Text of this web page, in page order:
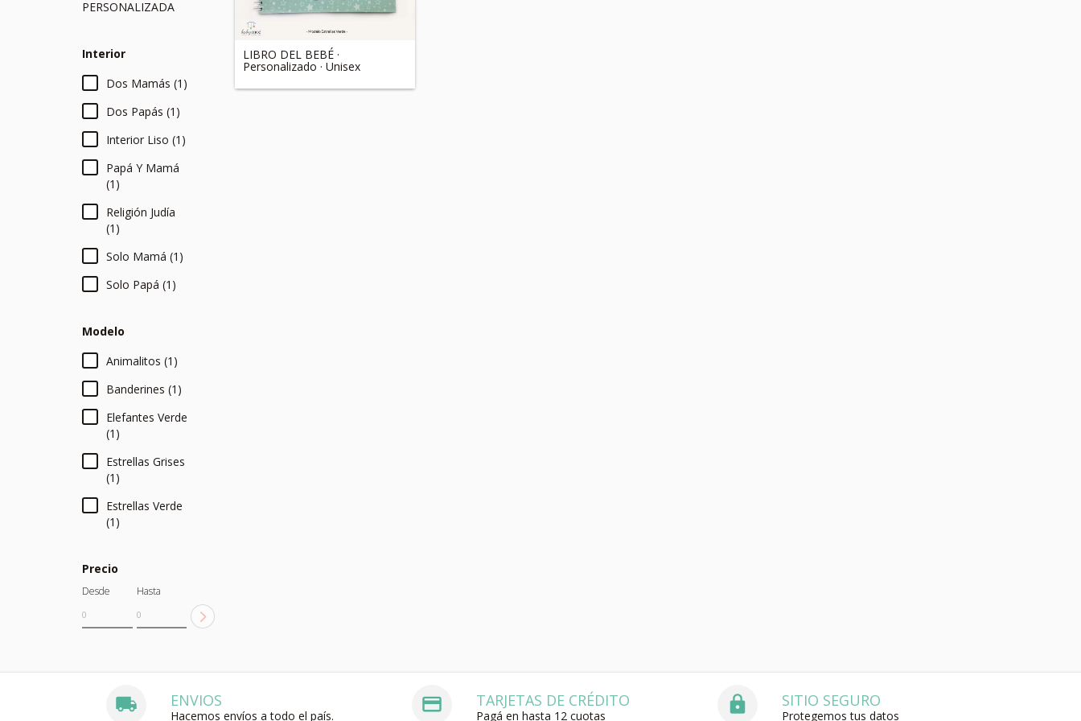
PERSONALIZADA
Interior
Dos Mamás (1)
Dos Papás (1)
Interior Liso (1)
Papá Y Mamá
(1)
Religión Judía
(1)
Solo Mamá (1)
Solo Papá (1)
Modelo
Animalitos (1)
Banderines (1)
Elefantes Verde
(1)
Estrellas Grises
(1)
Estrellas Verde
(1)
Precio
Desde Hasta
LIBRO DEL BEBÉ ·
Personalizado · Unisex
ENVIOS
Hacemos envíos a todo el país.
TARJETAS DE CRÉDITO
Pagá en hasta 12 cuotas
SITIO SEGURO
Protegemos tus datos